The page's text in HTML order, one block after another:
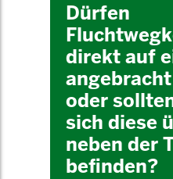
Dürfen
direkt auf
oder
sich diese
neben der
befinden?